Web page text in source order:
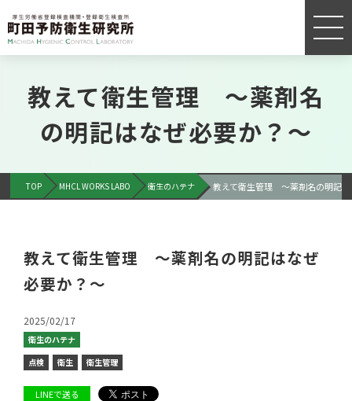
教えて衛生管理 ～薬剤名
の明記はなぜ必要か？～
TOP MHCL WORKS LABO 衛生のハテナ 教えて衛生管理 ～薬剤名の明記
教えて衛生管理 ～薬剤名の明記はなぜ
必要か？～
2025/02/17
衛生のハテナ
点検
衛生 衛生管理
LINEで送る